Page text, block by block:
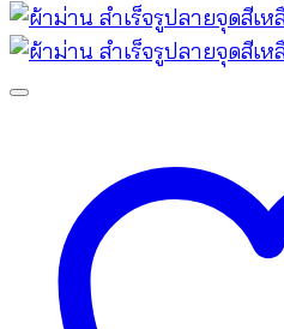
was:
฿1,780.00.
is:
฿780.00.